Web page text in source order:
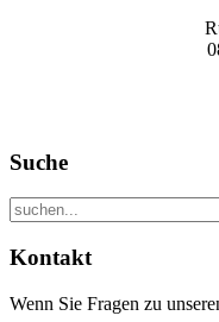
Suche
Kontakt
Wenn Sie Fragen zu